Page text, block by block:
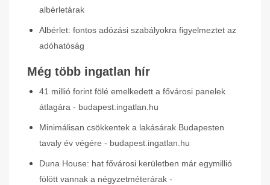
albérletárak
Albérlet: fontos adózási szabályokra figyelmeztet az
adóhatóság
Még több ingatlan hír
41 millió forint fölé emelkedett a fővárosi panelek
átlagára - budapest.ingatlan.hu
Minimálisan csökkentek a lakásárak Budapesten
tavaly év végére - budapest.ingatlan.hu
Duna House: hat fővárosi kerületben már egymillió
fölött vannak a négyzetméterárak -